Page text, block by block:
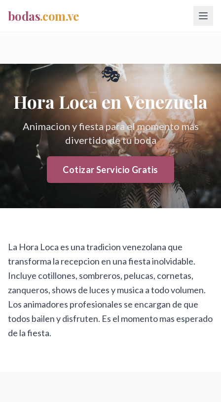
bodas.com.ve
🎭
Hora Locaen Venezuela
Animacion y fiesta para el momento mas
divertido de tu boda
Cotizar Servicio Gratis
La Hora Loca es una tradicion venezolana que
transforma la recepcion en una fiesta inolvidable.
Incluye cotillones, sombreros, pelucas, cornetas,
zanqueros, shows de luces y musica a todo volumen.
Los animadores profesionales se encargan de que
todos bailen y disfruten. Es el momento mas esperado
de la fiesta.